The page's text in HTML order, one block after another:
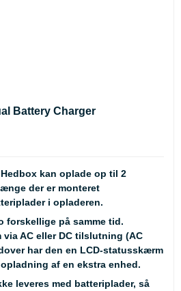
Battery Charger
kan oplade op til 2
der er monteret
i opladeren.
forskellige på samme tid.
AC eller DC tilslutning (AC
har den en LCD-statusskærm
af en ekstra enhed.
leveres med batteriplader, så